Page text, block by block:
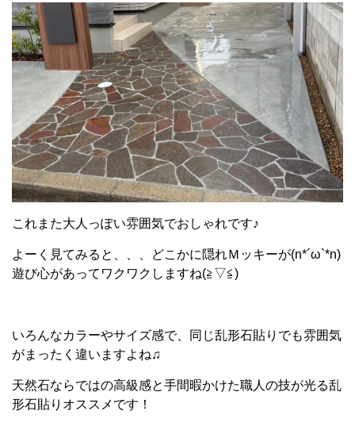
これまた大人っぽい雰囲気でおしゃれです♪
よーく見てみると、、、どこかに隠れＭッキーが(n*´ω`*n)
遊び心があってワクワクしますね(≧▽≦)
いろんなカラーやサイズ感で、同じ乱形石貼りでも雰囲気
がまったく違いますよね♫
天然石ならではの高級感と手間暇かけた職人の技が光る乱
形石貼りオススメです！